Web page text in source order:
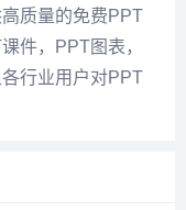
质量的免费PPT
件，PPT图表，
行业用户对PPT